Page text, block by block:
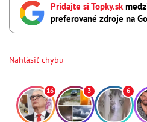
Pridajte si Topky.sk
preferované zdroje na
Nahlásiť chybu
16 3 6